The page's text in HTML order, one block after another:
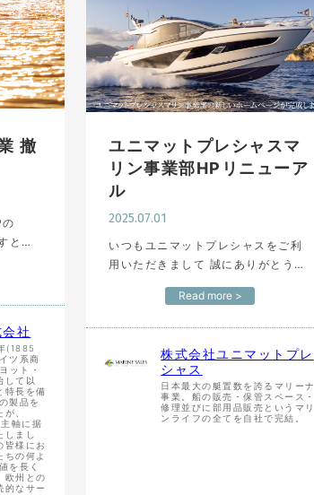
撤
と幸
続的
社
(1885
ツ系商
ット・
して以
特長を備
製品を
、
軸に据
まし
皆様にお
ちの何よ
を長く
欧州との
的なサー
ユニマットプレシャスマ
リン事業部HPリニューア
ル
2025.07.01
いつもユニマットプレシャスをご利
用いただきまして 誠にありがとうご
ニマットプレシャスマリン事業部…
Read more >
株式会社ユニマットプレ
シャス
日本最大の艇置数を誇るマリーナ
事業。船の販売・保管スペース・
修理並びに部用品販売というマリ
ンライフの全てを自社で完結。